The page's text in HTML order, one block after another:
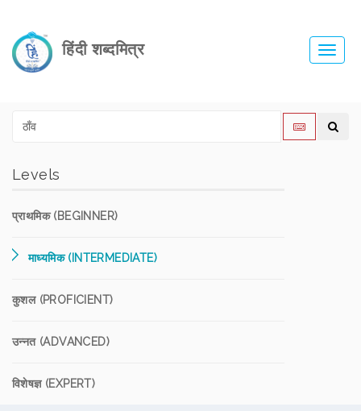
हिंदी शब्दमित्र
Levels
प्राथमिक (BEGINNER)
माध्यमिक (INTERMEDIATE)
कुशल (PROFICIENT)
उन्नत (ADVANCED)
विशेषज्ञ (EXPERT)